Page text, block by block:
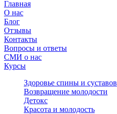
Главная
О нас
Блог
Отзывы
Контакты
Вопросы и ответы
СМИ о нас
Курсы
Здоровье спины и суставов
Возвращение молодости
Детокс
Красота и молодость